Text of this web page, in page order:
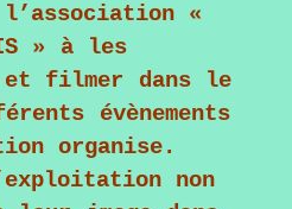
«
» à les
et filmer dans le
évènements
organise.
non